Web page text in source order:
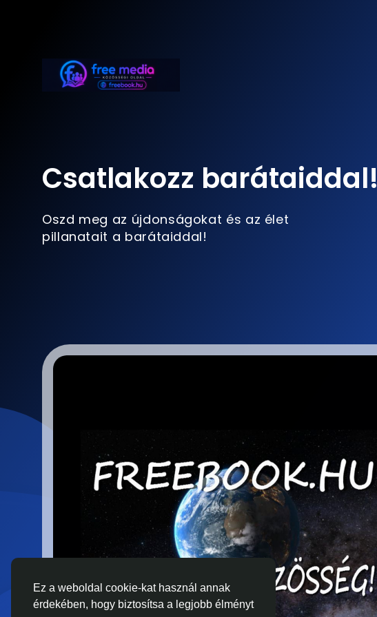
Ez a weboldal cookie-kat használ annak
érdekében, hogy biztosítsa a legjobb élményt
Csatlakozz barátaiddal!
Oszd meg az újdonságokat és az élet
pillanatait a barátaiddal!